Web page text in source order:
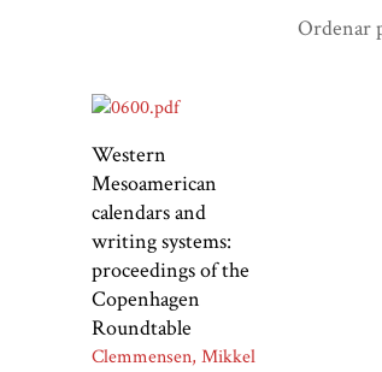
Ordenar
Western
Mesoamerican
calendars and
writing systems:
proceedings of the
Copenhagen
Roundtable
Clemmensen, Mikkel